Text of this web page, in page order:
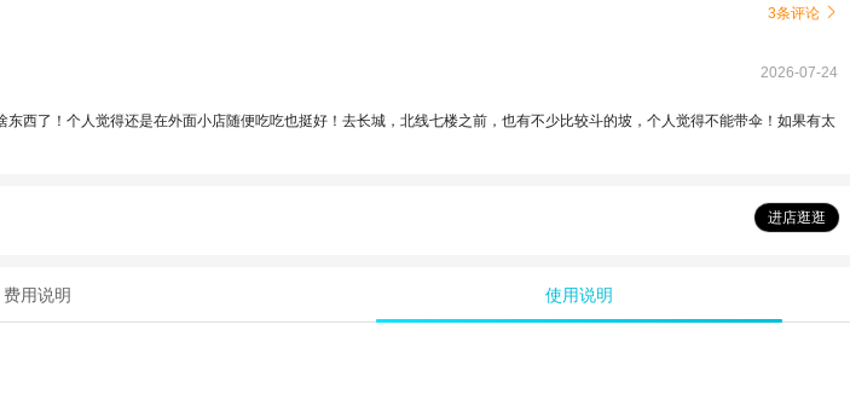
3条评论 
2026-07-24
西了！个人觉得还是在外面小店随便吃吃也挺好！去长城，北线七楼之前，也有不少比较斗的坡，个人觉得不能带伞！如果有太
进店逛逛
费用说明 使用说明